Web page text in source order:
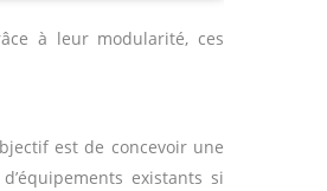
à leur modularité, ces
est de concevoir une
existants si